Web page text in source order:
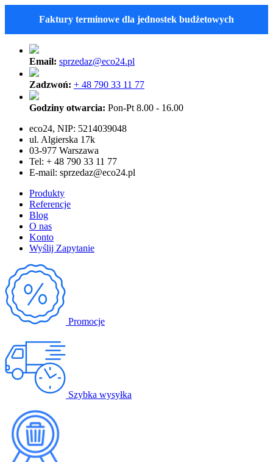
Faktury terminowe dla jednostek budżetowych
Email: sprzedaz@eco24.pl
Zadzwoń: + 48 790 33 11 77
Godziny otwarcia: Pon-Pt 8.00 - 16.00
eco24, NIP: 5214039048
ul. Algierska 17k
03-977 Warszawa
Tel: + 48 790 33 11 77
E-mail: sprzedaz@eco24.pl
Produkty
Referencje
Blog
O nas
Konto
Wyślij Zapytanie
Promocje
Szybka wysyłka